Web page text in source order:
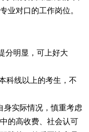
业对口的工作岗位。
分明显，可上好大
科线以上的考生，不
身实际情况，慎重考虑
的高收费、社会认可